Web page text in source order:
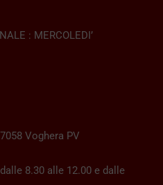
: MERCOLEDI’
Voghera PV
8.30 alle 12.00 e dalle